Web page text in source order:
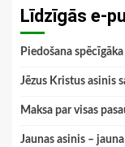
Līdzīgās e-
Piedošana
Jēzus Kristus asinis
Maksa par visas
Jaunas asinis –